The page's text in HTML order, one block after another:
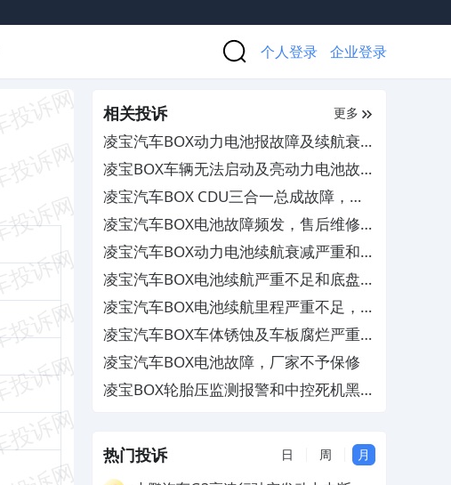
个人登录 企业登录
相关投诉 更多
凌宝汽车BOX动力电池报故障及续航衰
减，厂家售后敷衍不给更换
凌宝BOX车辆无法启动及亮动力电池故障
灯，要求厂家解决
凌宝汽车BOX CDU三合一总成故障，售
后拒绝保修
凌宝汽车BOX电池故障频发，售后维修效
率低
凌宝汽车BOX动力电池续航衰减严重和底
盘异响，厂家无人处理
凌宝汽车BOX电池续航严重不足和底盘悬
挂异响，厂家不给处理
凌宝汽车BOX电池续航里程严重不足，厂
家不给处理
凌宝汽车BOX车体锈蚀及车板腐烂严重，
售后不予处理
凌宝汽车BOX电池故障，厂家不予保修
凌宝BOX轮胎压监测报警和中控死机黑屏
热门投诉 日 周 月